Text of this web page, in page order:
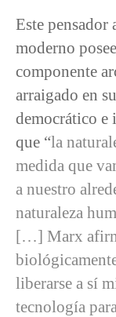
Este pensador
moderno
componente
arraigado en
democrático e
que “la
medida que
a nuestro
naturaleza
[…] Marx
liberarse a sí
tecnología